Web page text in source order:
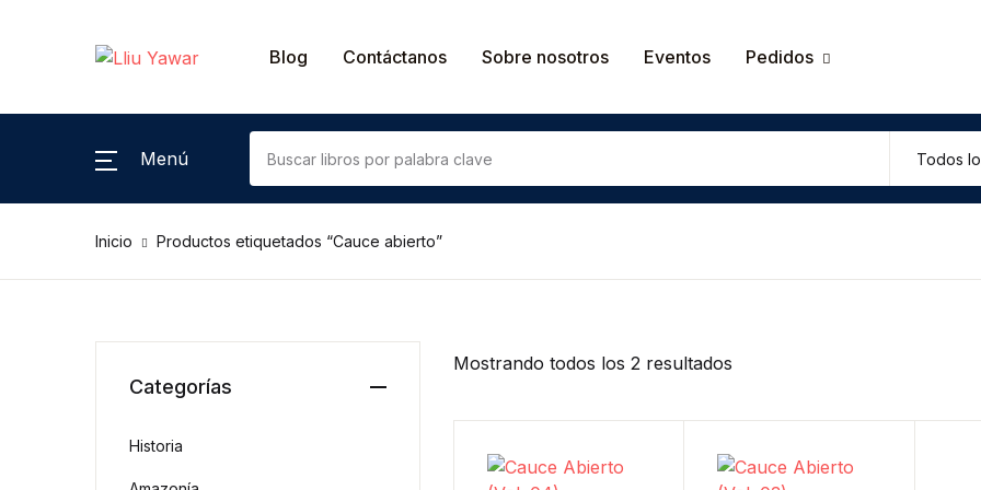
Blog Contáctanos Sobre nosotros Eventos Pedidos
Menú
Historia
Tu
Inicio Productos etiquetados “Cauce abierto”
Mostrando todos los 2 resultados
Categorías
Historia